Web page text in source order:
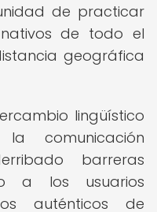
de practicar
de todo el
geográfica
lingüístico
comunicación
barreras
a los usuarios
auténticos de